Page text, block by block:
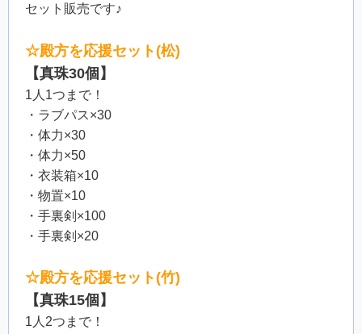
セット販売です♪
☆殿方を応援セット(松)
【真珠30個】
1人1つまで！
・ラブパス×30
・体力×30
・体力×50
・衣装箱×10
・物置×10
・手裏剣×100
・手裏剣×20
☆殿方を応援セット(竹)
【真珠15個】
1人2つまで！